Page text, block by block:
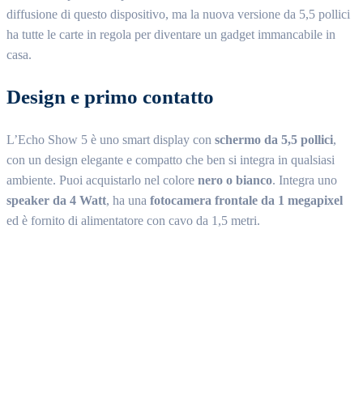
diffusione di questo dispositivo, ma la nuova versione da 5,5 pollici
ha tutte le carte in regola per diventare un gadget immancabile in
casa.
Design e primo contatto
L’Echo Show 5 è uno smart display con schermo da 5,5 pollici,
con un design elegante e compatto che ben si integra in qualsiasi
ambiente. Puoi acquistarlo nel colore nero o bianco. Integra uno
speaker da 4 Watt, ha una fotocamera frontale da 1 megapixel
ed è fornito di alimentatore con cavo da 1,5 metri.